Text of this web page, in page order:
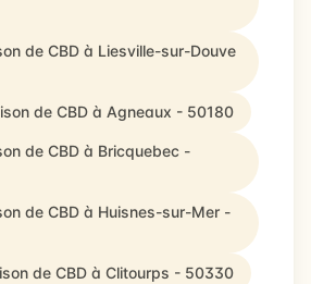
de CBD à Liesville-sur-Douve
de CBD à Agneaux - 50180
de CBD à Bricquebec -
de CBD à Huisnes-sur-Mer -
de CBD à Clitourps - 50330